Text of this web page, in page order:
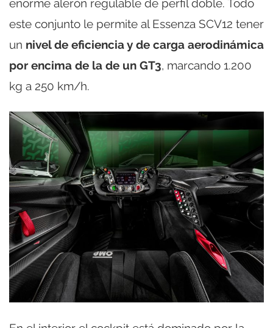
enorme alerón regulable de perfil doble. Todo
este conjunto le permite al Essenza SCV12 tener
un nivel de eficiencia y de carga aerodinámica
por encima de la de un GT3, marcando 1.200
kg a 250 km/h.